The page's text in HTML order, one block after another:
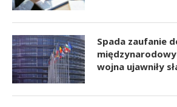
Spada zaufanie
wojna ujawniły